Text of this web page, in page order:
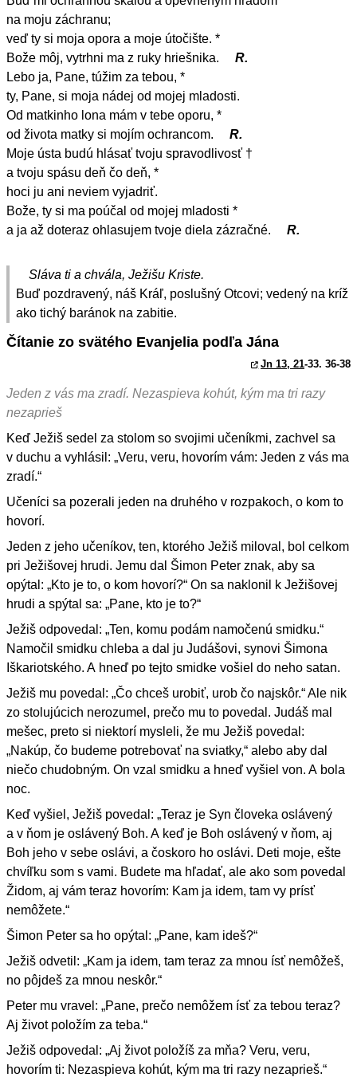
na moju záchranu;
veď ty si moja opora a moje útočište. *
Bože môj, vytrhni ma z ruky hriešnika.
R.
Lebo ja, Pane, túžim za tebou, *
ty, Pane, si moja nádej od mojej mladosti.
Od matkinho lona mám v tebe oporu, *
od života matky si mojím ochrancom.
R.
Moje ústa budú hlásať tvoju spravodlivosť †
a tvoju spásu deň čo deň, *
hoci ju ani neviem vyjadriť.
Bože, ty si ma poúčal od mojej mladosti *
a ja až doteraz ohlasujem tvoje diela zázračné.
R.
Sláva ti a chvála, Ježišu Kriste.
Buď pozdravený, náš Kráľ, poslušný Otcovi; vedený na kríž
ako tichý baránok na zabitie.
Čítanie zo svätého Evanjelia podľa Jána
Jn 13, 21-33. 36-38
Jeden z vás ma zradí. Nezaspieva kohút, kým ma tri razy
nezaprieš
Keď Ježiš sedel za stolom so svojimi učeníkmi, zachvel sa
v duchu a vyhlásil: „Veru, veru, hovorím vám: Jeden z vás ma
zradí.“
Učeníci sa pozerali jeden na druhého v rozpakoch, o kom to
hovorí.
Jeden z jeho učeníkov, ten, ktorého Ježiš miloval, bol celkom
pri Ježišovej hrudi. Jemu dal Šimon Peter znak, aby sa
opýtal: „Kto je to, o kom hovorí?“ On sa naklonil k Ježišovej
hrudi a spýtal sa: „Pane, kto je to?“
Ježiš odpovedal: „Ten, komu podám namočenú smidku.“
Namočil smidku chleba a dal ju Judášovi, synovi Šimona
Iškariotského. A hneď po tejto smidke vošiel do neho satan.
Ježiš mu povedal: „Čo chceš urobiť, urob čo najskôr.“ Ale nik
zo stolujúcich nerozumel, prečo mu to povedal. Judáš mal
mešec, preto si niektorí mysleli, že mu Ježiš povedal:
„Nakúp, čo budeme potrebovať na sviatky,“ alebo aby dal
niečo chudobným. On vzal smidku a hneď vyšiel von. A bola
noc.
Keď vyšiel, Ježiš povedal: „Teraz je Syn človeka oslávený
a v ňom je oslávený Boh. A keď je Boh oslávený v ňom, aj
Boh jeho v sebe oslávi, a čoskoro ho oslávi. Deti moje, ešte
chvíľku som s vami. Budete ma hľadať, ale ako som povedal
Židom, aj vám teraz hovorím: Kam ja idem, tam vy prísť
nemôžete.“
Šimon Peter sa ho opýtal: „Pane, kam ideš?“
Ježiš odvetil: „Kam ja idem, tam teraz za mnou ísť nemôžeš,
no pôjdeš za mnou neskôr.“
Peter mu vravel: „Pane, prečo nemôžem ísť za tebou teraz?
Aj život položím za teba.“
Ježiš odpovedal: „Aj život položíš za mňa? Veru, veru,
hovorím ti: Nezaspieva kohút, kým ma tri razy nezaprieš.“